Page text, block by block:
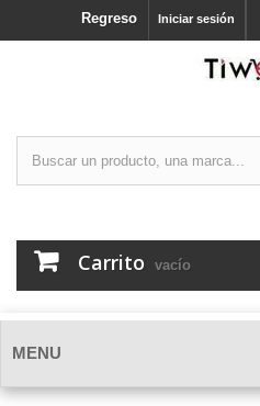
Iniciar sesión
Regreso
Carrito vacío
MENU